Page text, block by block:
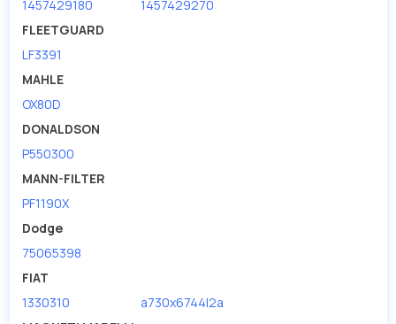
1457429180
1457429270
FLEETGUARD
LF3391
MAHLE
OX80D
DONALDSON
P550300
MANN-FILTER
PF1190X
Dodge
75065398
FIAT
1330310
a730x6744l2a